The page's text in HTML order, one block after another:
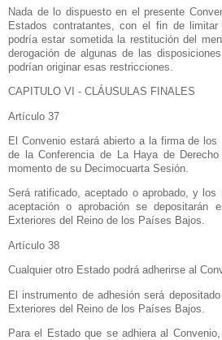
Nada de lo dispuesto en el presente
Estados contratantes, con el fin de
podría estar sometida la restitución del
derogación de algunas de las
podrían originar esas restricciones.
CAPITULO VI - CLÁUSULAS FINALES
Artículo 37
El Convenio estará abierto a la firma de los
de
la Conferenciade La Hayade Derecho
momento de su Decimocuarta Sesión.
Será ratificado, aceptado o aprobado, y los
aceptación o aprobación se depositarán
Exteriores del Reino de los Países Bajos.
Artículo 38
Cualquier otro Estado podrá adherirse al
El instrumento de adhesión será
Exteriores del Reino de los Países Bajos.
Para el Estado que se adhiera al